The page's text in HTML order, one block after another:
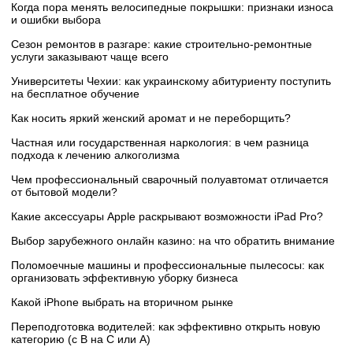
Когда пора менять велосипедные покрышки: признаки износа
и ошибки выбора
Сезон ремонтов в разгаре: какие строительно-ремонтные
услуги заказывают чаще всего
Университеты Чехии: как украинскому абитуриенту поступить
на бесплатное обучение
Как носить яркий женский аромат и не переборщить?
Частная или государственная наркология: в чем разница
подхода к лечению алкоголизма
Чем профессиональный сварочный полуавтомат отличается
от бытовой модели?
Какие аксессуары Apple раскрывают возможности iPad Pro?
Выбор зарубежного онлайн казино: на что обратить внимание
Поломоечные машины и профессиональные пылесосы: как
организовать эффективную уборку бизнеса
Какой iPhone выбрать на вторичном рынке
Переподготовка водителей: как эффективно открыть новую
категорию (с B на C или А)